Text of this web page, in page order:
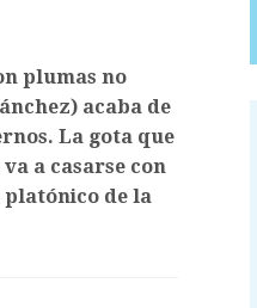
plumas no
acaba de
La gota que
a casarse con
platónico de la